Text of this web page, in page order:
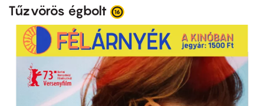
Tűzvörös égbolt